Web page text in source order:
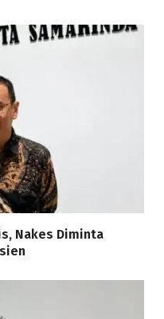
Nakes Diminta